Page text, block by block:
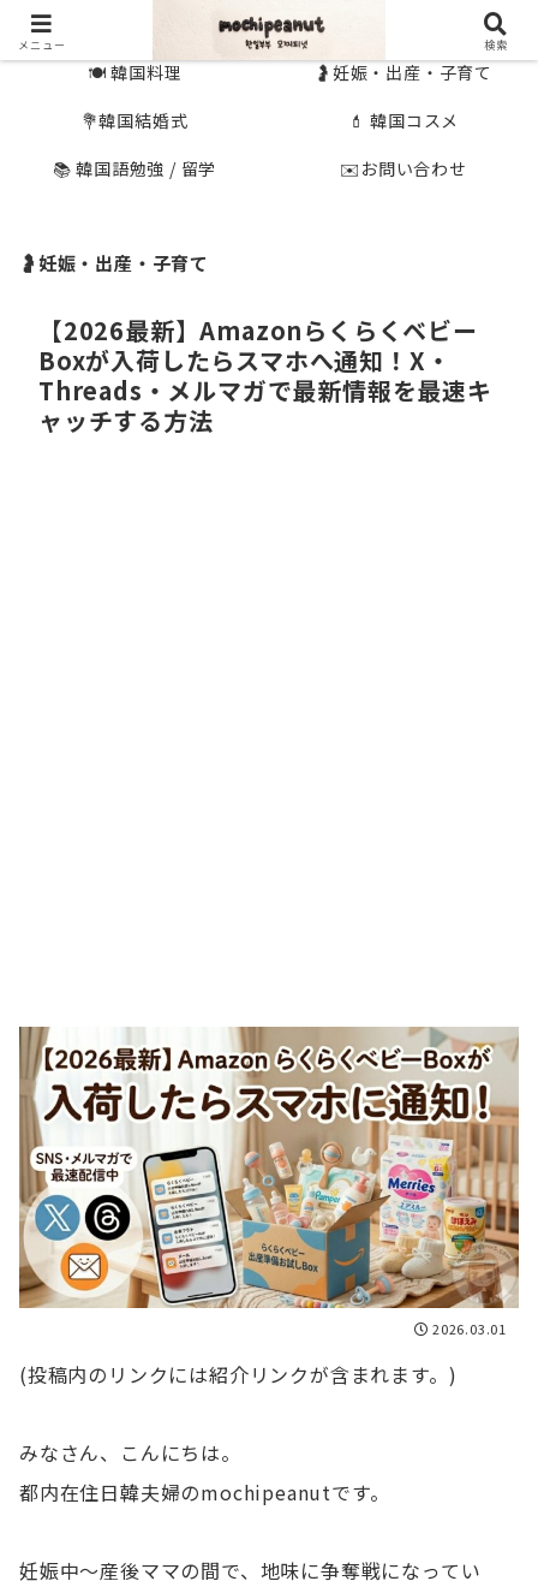
🍽 韓国料理
🤰妊娠・出産・子育て
💐韓国結婚式
💄 韓国コスメ
📚 韓国語勉強 / 留学
✉️お問い合わせ
🤰妊娠・出産・子育て
【2026最新】Amazonらくらくベビー
Boxが入荷したらスマホへ通知！X・
Threads・メルマガで最新情報を最速キ
ャッチする方法
2026.03.01
(投稿内のリンクには紹介リンクが含まれます。)
みなさん、こんにちは。
都内在住日韓夫婦のmochipeanutです。
妊娠中〜産後ママの間で、地味に争奪戦になってい
メニュー 検索